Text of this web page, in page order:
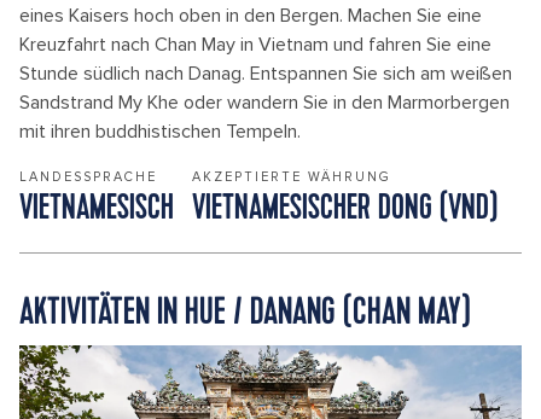
eines Kaisers hoch oben in den Bergen. Machen Sie eine
Kreuzfahrt nach Chan May in Vietnam und fahren Sie eine
Stunde südlich nach Danag. Entspannen Sie sich am weißen
Sandstrand My Khe oder wandern Sie in den Marmorbergen
mit ihren buddhistischen Tempeln.
LANDESSPRACHE
VIETNAMESISCH
AKZEPTIERTE WÄHRUNG
VIETNAMESISCHER DONG (VND)
AKTIVITÄTEN IN HUE / DANANG (CHAN MAY)